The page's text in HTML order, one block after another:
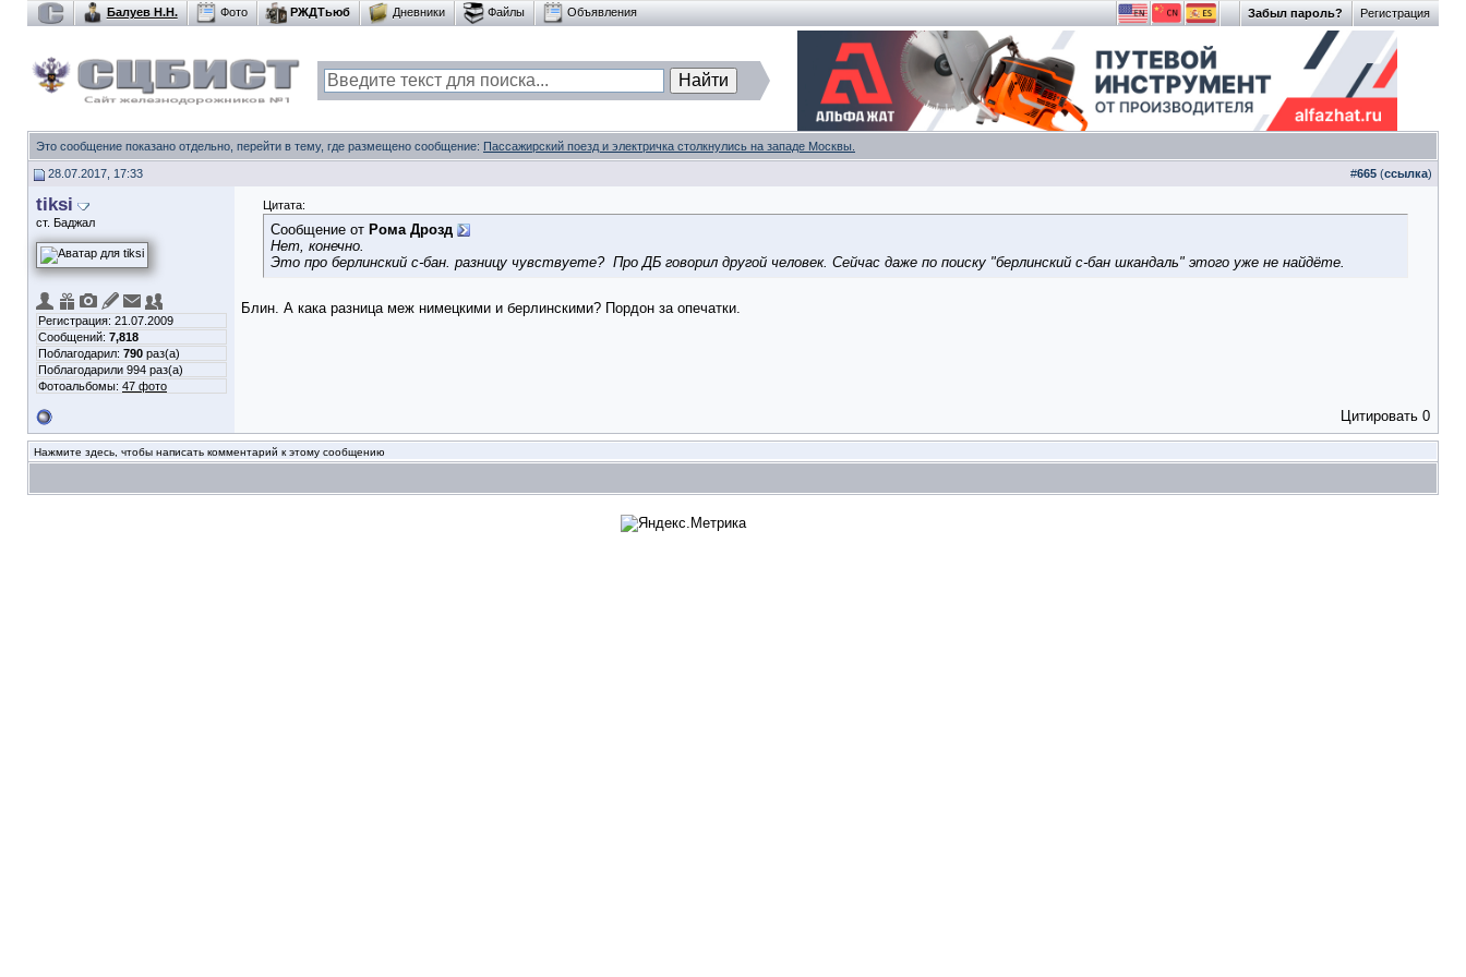
Регистрация
Забыл пароль?
Балуев Н.Н. Фото РЖДТьюб Дневники Файлы Объявления
Это сообщение показано отдельно, перейти в тему, где размещено сообщение: Пассажирский поезд и электричка столкнулись на западе Москвы.
28.07.2017, 17:33 #665 (ссылка)
tiksi
ст. Баджал
Регистрация: 21.07.2009
Сообщений: 7,818
Поблагодарил: 790 раз(а)
Поблагодарили 994 раз(а)
Фотоальбомы: 47 фото
Цитата:
Сообщение от Рома Дрозд
Нет, конечно.
Это про берлинский с-бан. разницу чувствуете? Про ДБ говорил другой человек. Сейчас даже по поиску "берлинский с-бан шкандаль" этого уже не найдёте.
Блин. А кака разница меж нимецкими и берлинскими? Пордон за опечатки.
Цитировать 0
Нажмите здесь, чтобы написать комментарий к этому сообщению